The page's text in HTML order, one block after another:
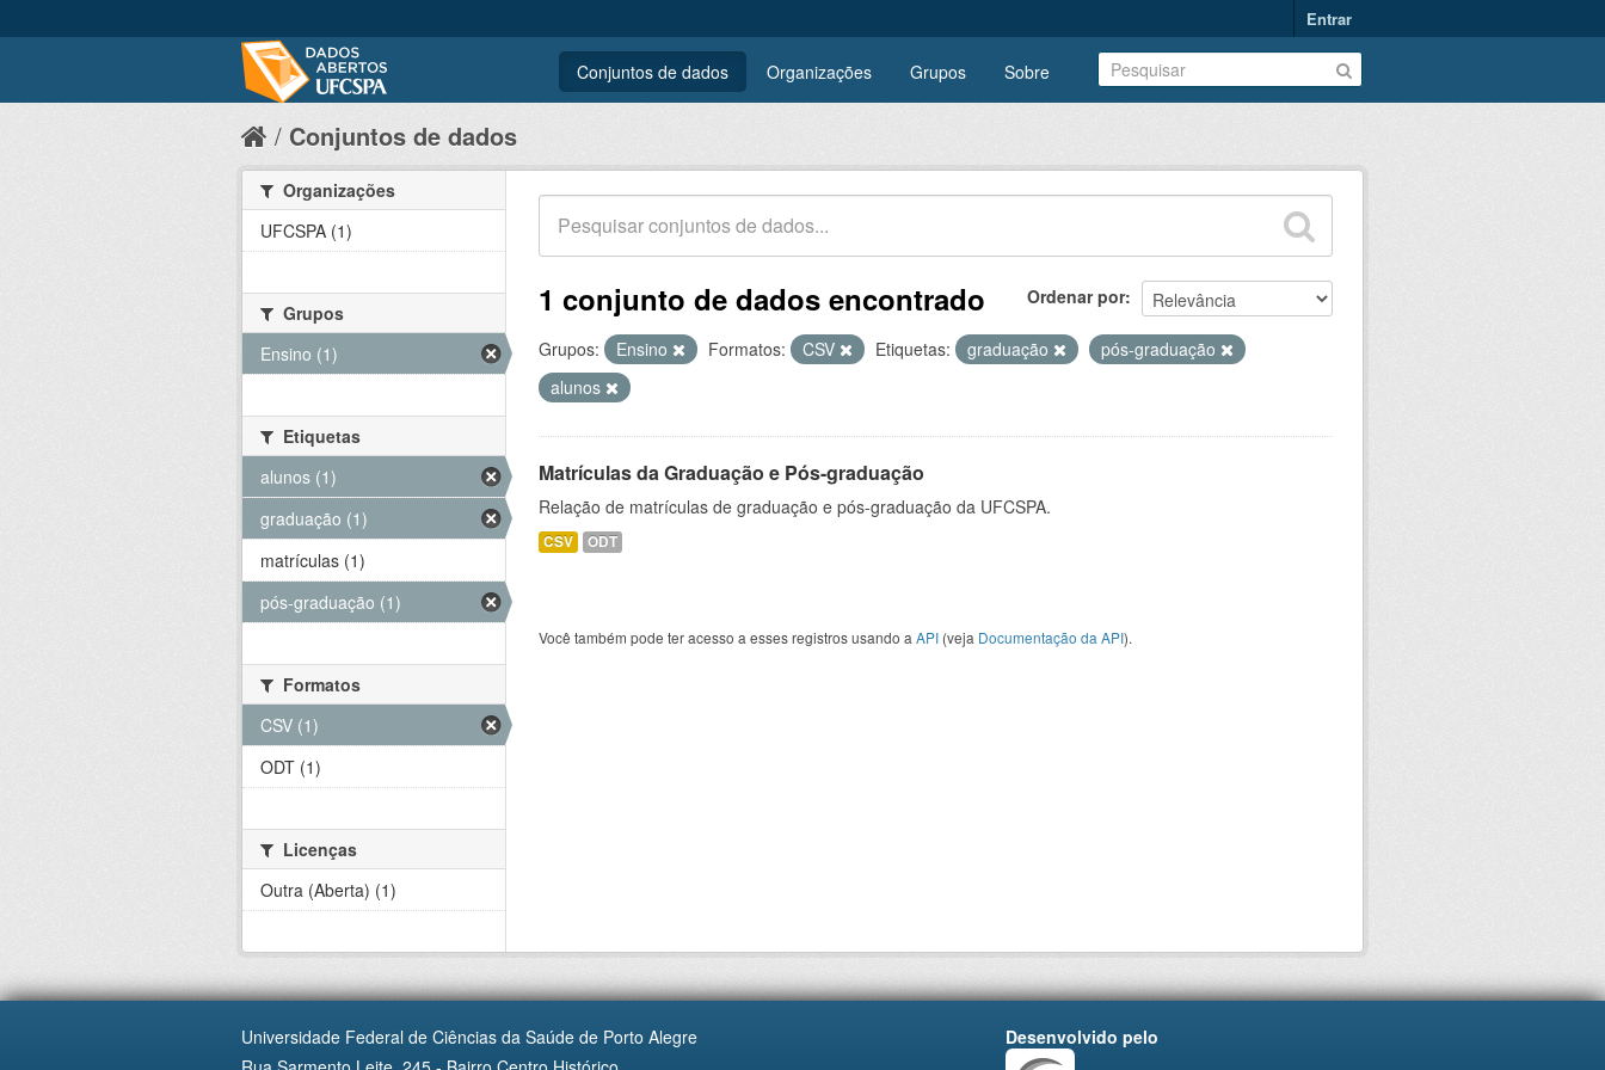
Entrar
Conjuntos de dados Organizações Grupos Sobre
Conjuntos de dados
Ordenar por
1 conjunto de dados encontrado
Grupos: Ensino Formatos: CSV Etiquetas: graduação
pós-graduação
alunos
Matrículas da Graduação e Pós-graduação
Relação de matrículas de graduação e pós-graduação da UFCSPA.
CSV ODT
Você também pode ter acesso a esses registros usando a API (veja Documentação da API).
Organizações
UFCSPA (1)
Grupos
Ensino (1)
Etiquetas
alunos (1)
graduação (1)
matrículas (1)
pós-graduação (1)
Formatos
CSV (1)
ODT (1)
Licenças
Outra (Aberta) (1)
Universidade Federal de Ciências da Saúde de Porto Alegre
Desenvolvido pelo